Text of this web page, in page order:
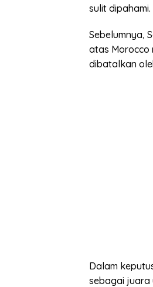
sulit dipahami.
Sebelumnya,
atas Morocco
dibatalkan
Dalam
sebagai juara